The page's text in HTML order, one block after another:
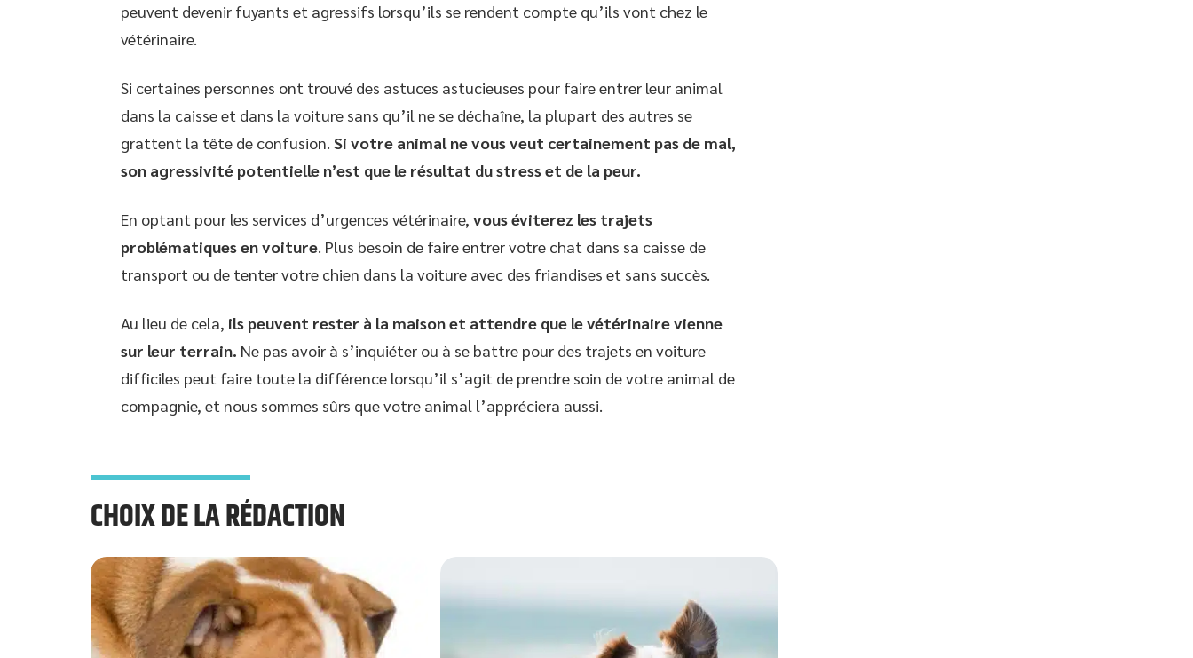
peuvent devenir fuyants et agressifs lorsqu’ils se rendent compte qu’ils vont chez le
vétérinaire.
Si certaines personnes ont trouvé des astuces astucieuses pour faire entrer leur animal
dans la caisse et dans la voiture sans qu’il ne se déchaîne, la plupart des autres se
grattent la tête de confusion. Si votre animal ne vous veut certainement pas de mal,
son agressivité potentielle n’est que le résultat du stress et de la peur.
En optant pour les services d’urgences vétérinaire, vous éviterez les trajets
problématiques en voiture. Plus besoin de faire entrer votre chat dans sa caisse de
transport ou de tenter votre chien dans la voiture avec des friandises et sans succès.
Au lieu de cela, ils peuvent rester à la maison et attendre que le vétérinaire vienne
sur leur terrain. Ne pas avoir à s’inquiéter ou à se battre pour des trajets en voiture
difficiles peut faire toute la différence lorsqu’il s’agit de prendre soin de votre animal de
compagnie, et nous sommes sûrs que votre animal l’appréciera aussi.
CHOIX DE LA RÉDACTION